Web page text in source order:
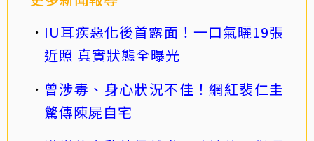
IU耳疾惡化後首露面！一口氣曬19張
近照 真實狀態全曝光
曾涉毒、身心狀況不佳！網紅裴仁圭
驚傳陳屍自宅